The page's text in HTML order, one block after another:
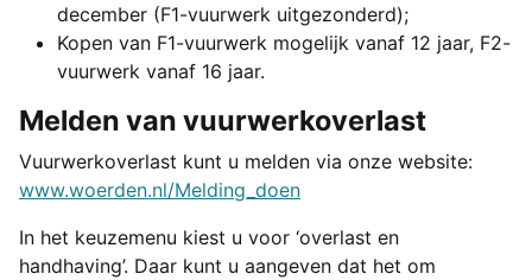
december (F1-vuurwerk uitgezonderd);
Kopen van F1-vuurwerk mogelijk vanaf 12 jaar, F2-
vuurwerk vanaf 16 jaar.
Melden van vuurwerkoverlast
Vuurwerkoverlast kunt u melden via onze website:
www.woerden.nl/Melding_doen
In het keuzemenu kiest u voor ‘overlast en
handhaving’. Daar kunt u aangeven dat het om